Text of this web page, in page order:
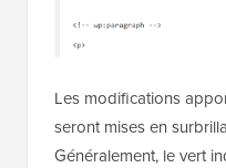
Les modifications
seront mises en
Généralement, le vert